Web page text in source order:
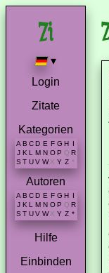
▾
Login
Zitate
Kategorien
A B C D E F G H I
J K L M N O P Q R
S T U V W X Y Z *
Autoren
A B C D E F G H
J K L M N O P Q R
S T U V W X Y Z *
Hilfe
Einbinden